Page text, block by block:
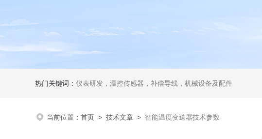
热门关键词： 仪表研发，温控传感器，补偿导线，机械设备及配件
当前位置： 首页 > 技术文章 > 智能温度变送器技术参数